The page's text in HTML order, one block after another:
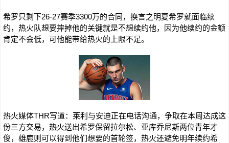
希罗只剩下26-27赛季3300万的合同，换言之明夏希罗就面临续
约，热火队想要摔掉他的关键就是不想续约他，因为他续约的金额
肯定不会低，可他能带给热火的上限不足。
热火媒体THR写道：莱利与安迪正在电话沟通，争取在本周达成这
份三方交易，热火送出希罗保留拉尔松、亚库乔尼斯两位青年才
俊，雄鹿则可以得到他们想要的首轮签，热火还避免明年续约希